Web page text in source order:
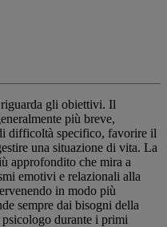
gli obiettivi. Il
più breve,
difficoltà specifico, favorire il
una situazione di vita. La
approfondito che mira a
emotivi e relazionali alla
in modo più
sempre dai bisogni della
durante i primi